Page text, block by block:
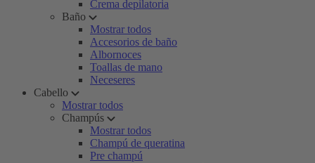
Crema depilatoria
Baño
Mostrar todos
Accesorios de baño
Albornoces
Toallas de mano
Neceseres
Cabello
Mostrar todos
Champús
Mostrar todos
Champú de queratina
Pre champú